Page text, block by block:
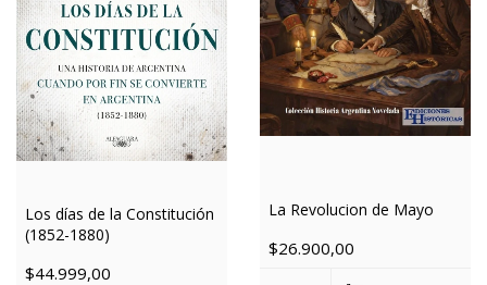
Los días de la Constitución
(1852-1880)
$44.999,00
La Revolucion de Mayo
$26.900,00